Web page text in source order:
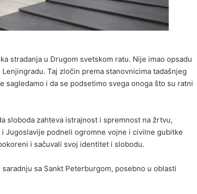
stradanja u Drugom svetskom ratu. Nije imao opsadu
Taj zločin prema stanovnicima tadašnjeg
sagledamo i da se podsetimo svega onoga što su ratni
sloboda zahteva istrajnost i spremnost na žrtvu,
Jugoslavije podneli ogromne vojne i civilne gubitke
i sačuvali svoj identitet i slobodu.
sa Sankt Peterburgom, posebno u oblasti